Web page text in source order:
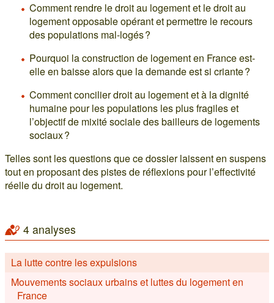
Comment rendre le droit au logement et le droit au
logement opposable opérant et permettre le recours
des populations mal-logés ?
Pourquoi la construction de logement en France est-
elle en baisse alors que la demande est si criante ?
Comment concilier droit au logement et à la dignité
humaine pour les populations les plus fragiles et
l’objectif de mixité sociale des bailleurs de logements
sociaux ?
Telles sont les questions que ce dossier laissent en suspens
tout en proposant des pistes de réflexions pour l’effectivité
réelle du droit au logement.
4 analyses
La lutte contre les expulsions
Mouvements sociaux urbains et luttes du logement en
France